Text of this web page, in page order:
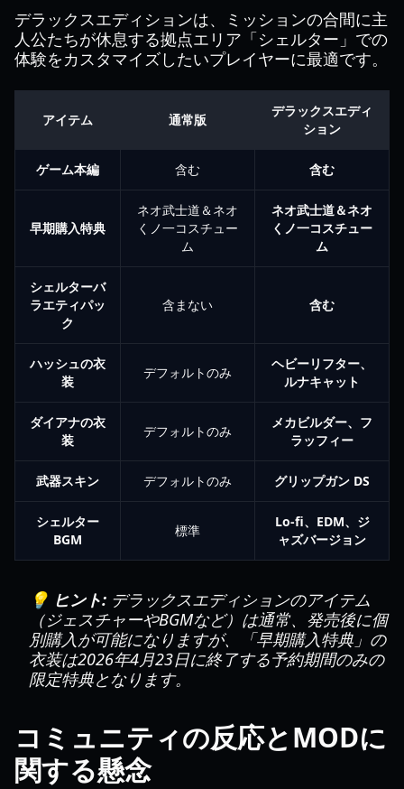
デラックスエディションは、ミッションの合間に主
人公たちが休息する拠点エリア「シェルター」での
体験をカスタマイズしたいプレイヤーに最適です。
アイテム 通常版
デラックスエディ
ション
ゲーム本編 含む 含む
早期購入特典
ネオ武士道＆ネオ
くノ一コスチュー
ム
ネオ武士道＆ネオ
くノ一コスチュー
ム
シェルターバ
ラエティパッ
ク
含まない 含む
ハッシュの衣
装
デフォルトのみ
ヘビーリフター、
ルナキャット
ダイアナの衣
装
デフォルトのみ
メカビルダー、フ
ラッフィー
武器スキン デフォルトのみ グリップガン DS
シェルター
BGM
標準
Lo-fi、EDM、ジ
ャズバージョン
💡 ヒント: デラックスエディションのアイテム
（ジェスチャーやBGMなど）は通常、発売後に個
別購入が可能になりますが、「早期購入特典」の
衣装は2026年4月23日に終了する予約期間のみの
限定特典となります。
コミュニティの反応とMODに
関する懸念